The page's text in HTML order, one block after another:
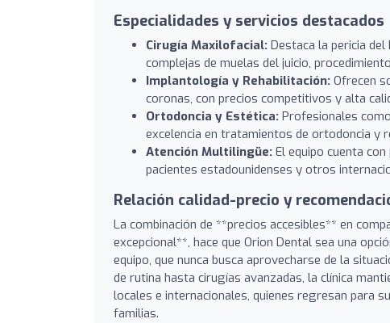
Especialidades y servicios destacados
Cirugía Maxilofacial: Destaca la pericia
complejas de muelas del juicio,
Implantología y Rehabilitación: Ofrecen
coronas, con precios competitivos y alta
Ortodoncia y Estética: Profesionales
excelencia en tratamientos de ortodoncia y
Atención Multilingüe: El equipo cuenta
pacientes estadounidenses y otros
Relación calidad-precio y
La combinación de **precios accesibles** en
excepcional**, hace que Orion Dental sea una
equipo, que nunca busca aprovecharse de la
de rutina hasta cirugías avanzadas, la clínica
locales e internacionales, quienes regresan para
familias.